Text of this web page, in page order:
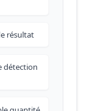
résultat
détection